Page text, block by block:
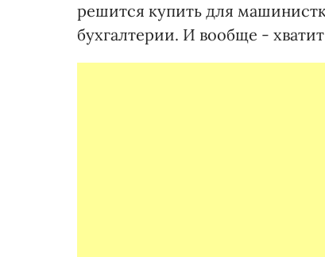
решится купить для
бухгалтерии. И вообще -